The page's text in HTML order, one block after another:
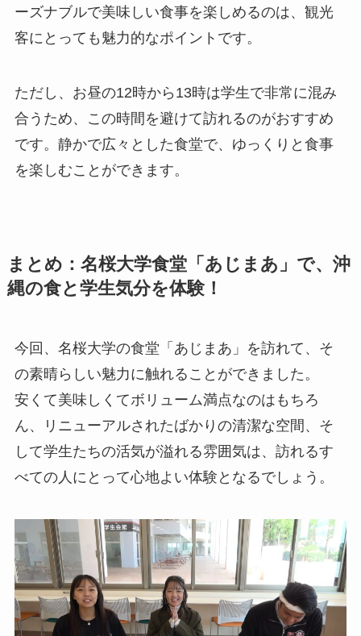
ーズナブルで美味しい食事を楽しめるのは、観光
客にとっても魅力的なポイントです。
ただし、お昼の12時から13時は学生で非常に混み
合うため、この時間を避けて訪れるのがおすすめ
です。静かで広々とした食堂で、ゆっくりと食事
を楽しむことができます。
まとめ：名桜大学食堂「あじまあ」で、沖
縄の食と学生気分を体験！
今回、名桜大学の食堂「あじまあ」を訪れて、そ
の素晴らしい魅力に触れることができました。
安くて美味しくてボリューム満点なのはもちろ
ん、リニューアルされたばかりの清潔な空間、そ
して学生たちの活気が溢れる雰囲気は、訪れるす
べての人にとって心地よい体験となるでしょう。